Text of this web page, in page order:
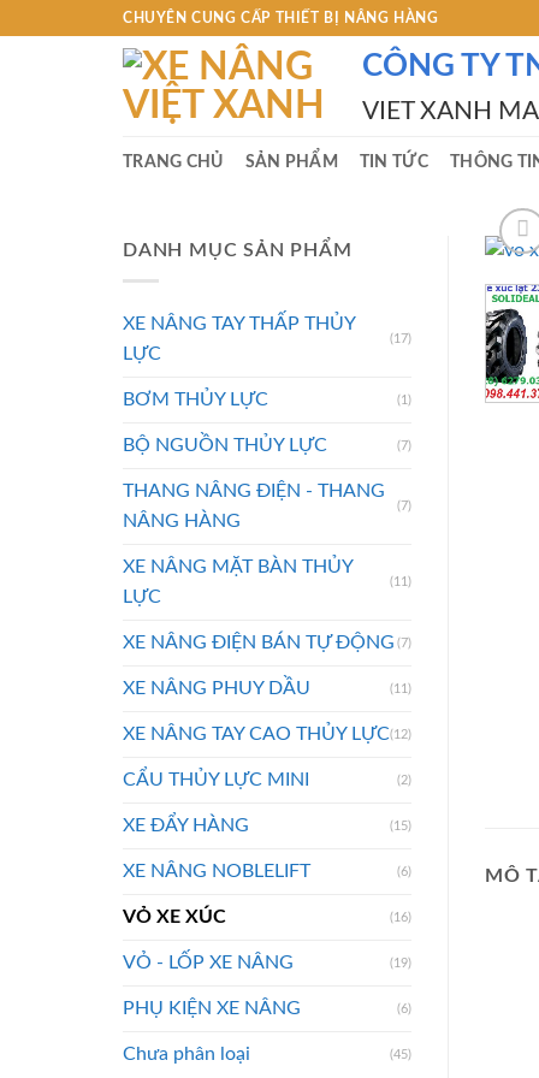
CHUYÊN CUNG CẤP THIẾT BỊ NÂNG HÀNG
CÔNG TY
VIET XANH
TRANG CHỦ SẢN PHẨM TIN TỨC THÔNG
DANH MỤC SẢN PHẨM
XE NÂNG TAY THẤP THỦY
LỰC
(17)
BƠM THỦY LỰC (1)
BỘ NGUỒN THỦY LỰC (7)
THANG NÂNG ĐIỆN - THANG
NÂNG HÀNG
(7)
XE NÂNG MẶT BÀN THỦY
LỰC
(11)
XE NÂNG ĐIỆN BÁN TỰ ĐỘNG (7)
XE NÂNG PHUY DẦU (11)
XE NÂNG TAY CAO THỦY LỰC(12)
CẨU THỦY LỰC MINI (2)
XE ĐẨY HÀNG (15)
XE NÂNG NOBLELIFT (6)
VỎ XE XÚC (16)
VỎ - LỐP XE NÂNG (19)
PHỤ KIỆN XE NÂNG (6)
Chưa phân loại (45)
MÔ